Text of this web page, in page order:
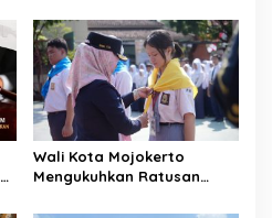
Wali Kota Mojokerto
Mengukuhkan Ratusan